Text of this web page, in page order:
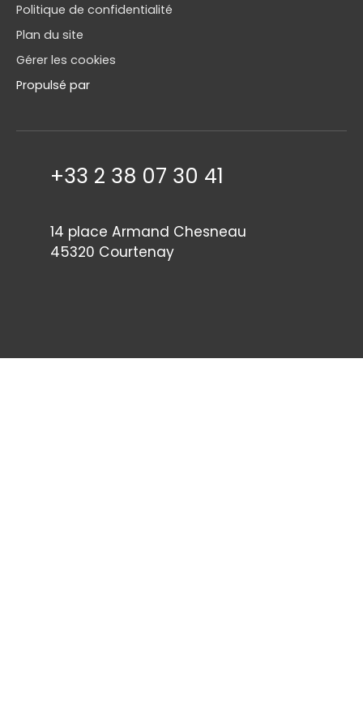
Politique de confidentialité
Plan du site
Gérer les cookies
Propulsé par
+33 2 38 07 30 41
14 place Armand Chesneau
45320 Courtenay